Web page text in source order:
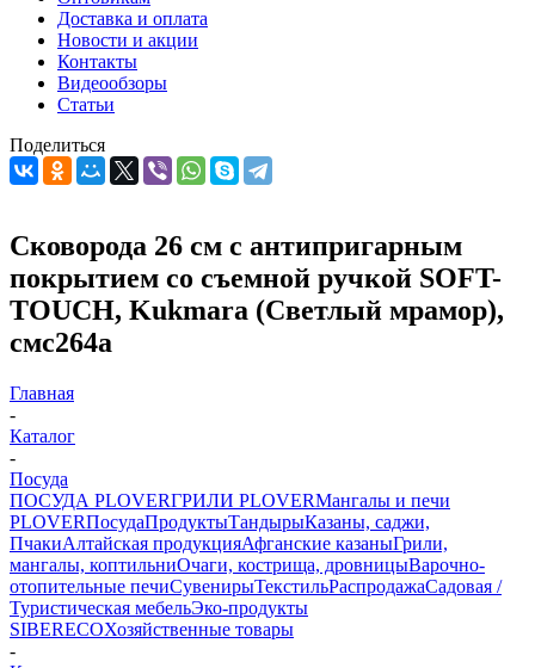
Доставка и оплата
Новости и акции
Контакты
Видеообзоры
Статьи
Поделиться
Сковорода 26 см с антипригарным
покрытием со съемной ручкой SOFT-
TOUCH, Kukmara (Светлый мрамор),
смс264а
Главная
-
Каталог
-
Посуда
ПОСУДА PLOVERГРИЛИ PLOVERМангалы и печи
PLOVERПосудаПродуктыТандырыКазаны, саджи,
ПчакиАлтайская продукцияАфганские казаныГрили,
мангалы, коптильниОчаги, кострища, дровницыВарочно-
отопительные печиСувенирыТекстильРаспродажаСадовая /
Туристическая мебельЭко-продукты
SIBERECOХозяйственные товары
-